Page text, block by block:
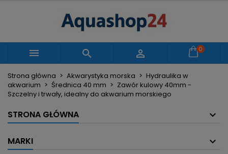
   0
Strona główna Akwarystyka morska
Hydraulika w
akwarium
Średnica 40 mm
Zawór kulowy 40mm -
Szczelny i trwały, idealny do akwarium morskiego
STRONA GŁÓWNA
MARKI
Moje listy życzeń
add_circle_outline Utwórz nową listę
Utwórz listę życzeń
Nazwa listy życzeń
Utwórz listę życzeń
Zaloguj się
Musisz być zalogowany by zapisać produkty na
swojej liście życzeń.
Anuluj Zaloguj się